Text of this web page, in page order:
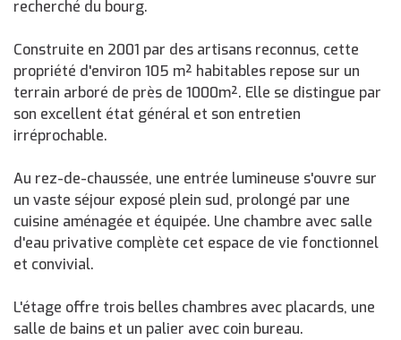
recherché du bourg.
Construite en 2001 par des artisans reconnus, cette
propriété d'environ 105 m² habitables repose sur un
terrain arboré de près de 1000m². Elle se distingue par
son excellent état général et son entretien
irréprochable.
Au rez-de-chaussée, une entrée lumineuse s'ouvre sur
un vaste séjour exposé plein sud, prolongé par une
cuisine aménagée et équipée. Une chambre avec salle
d'eau privative complète cet espace de vie fonctionnel
et convivial.
L'étage offre trois belles chambres avec placards, une
salle de bains et un palier avec coin bureau.